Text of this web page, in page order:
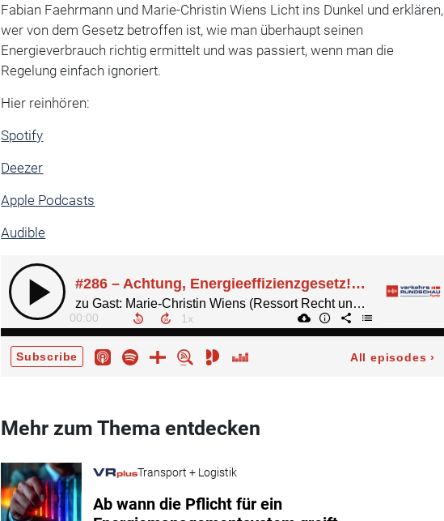
Fabian Faehrmann und Marie-Christin Wiens Licht ins Dunkel und erklären,
wer von dem Gesetz betroffen ist, wie man überhaupt seinen
Energieverbrauch richtig ermittelt und was passiert, wenn man die
Regelung einfach ignoriert.
Hier reinhören:
Spotify
Deezer
Apple Podcasts
Audible
Mehr zum Thema entdecken
Transport + Logistik
Ab wann die Pflicht für ein